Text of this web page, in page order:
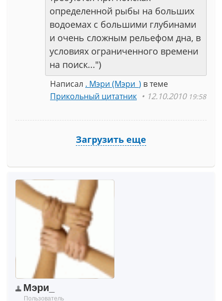
определенной рыбы на больших
водоемах с большими глубинами
и очень сложным рельефом дна, в
условиях ограниченного времени
на поиск...")
Написал . Мэри (Мэри_) в теме
Прикольный цитатник
12.10.2010 19:58
Загрузить еще
Мэри_
Пользователь